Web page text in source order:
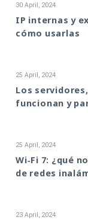
30 April, 2024
IP internas y
cómo usarlas
25 April, 2024
Los
funcionan y
25 April, 2024
Wi‑Fi 7: ¿qué
de redes
23 April, 2024